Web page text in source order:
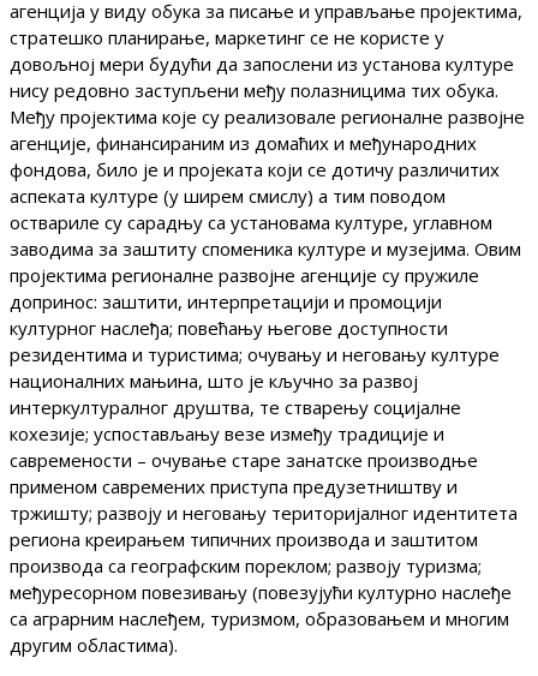
агенција у виду обука за писање и управљање пројектима,
стратешко планирање, маркетинг се не користе у
довољној мери будући да запослени из установа културе
нису редовно заступљени међу полазницима тих обука.
Међу пројектима које су реализовале регионалне развојне
агенције, финансираним из домаћих и међународних
фондова, било је и пројеката који се дотичу различитих
аспеката културе (у ширем смислу) а тим поводом
оствариле су сарадњу са установама културе, углавном
заводима за заштиту споменика културе и музејима. Овим
пројектима регионалне развојне агенције су пружиле
допринос: заштити, интерпретацији и промоцији
културног наслеђа; повећању његове доступности
резидентима и туристима; очувању и неговању културе
националних мањина, што је кључно за развој
интеркултуралног друштва, те стварењу социјалне
кохезије; успостављању везе између традиције и
савремености – очување старе занатске производње
применом савремених приступа предузетништву и
тржишту; развоју и неговању територијалног идентитета
региона креирањем типичних производа и заштитом
производа са географским пореклом; развоју туризма;
међуресорном повезивању (повезујући културно наслеђе
са аграрним наслеђем, туризмом, образовањем и многим
другим областима).